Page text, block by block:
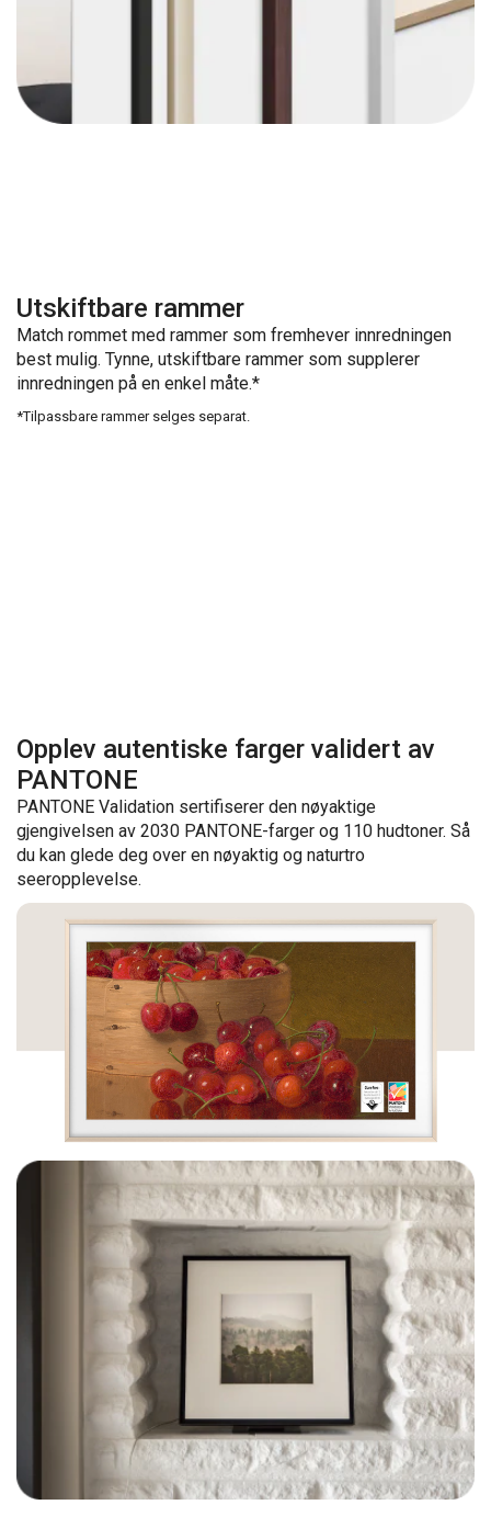
Utskiftbare rammer
Match rommet med rammer som fremhever innredningen
best mulig. Tynne, utskiftbare rammer som supplerer
innredningen på en enkel måte.*
*Tilpassbare rammer selges separat.
Opplev autentiske farger validert av
PANTONE
PANTONE Validation sertifiserer den nøyaktige
gjengivelsen av 2030 PANTONE-farger og 110 hudtoner. Så
du kan glede deg over en nøyaktig og naturtro
seeropplevelse.